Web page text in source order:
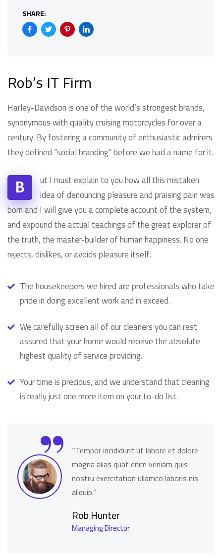
SHARE:
Rob’s IT Firm
Harley-Davidson is one of the world’s strongest brands,
synonymous with quality cruising motorcycles for over a
century. By fostering a community of enthusiastic admirers
they defined “social branding” before we had a name for it.
B
ut I must explain to you how all this mistaken
idea of denouncing pleasure and praising pain was
born and I will give you a complete account of the system,
and expound the actual teachings of the great explorer of
the truth, the master-builder of human happiness. No one
rejects, dislikes, or avoids pleasure itself.
The housekeepers we hired are professionals who take
pride in doing excellent work and in exceed.
We carefully screen all of our cleaners you can rest
assured that your home would receive the absolute
highest quality of service providing.
Your time is precious, and we understand that cleaning
is really just one more item on your to-do list.
“ ‘’Tempor incididunt ut labore et dolore
magna alias quat enim veniam quis
nostru exercitation ullamco laboris nis
aliquip.’’
Rob Hunter
Managing Director